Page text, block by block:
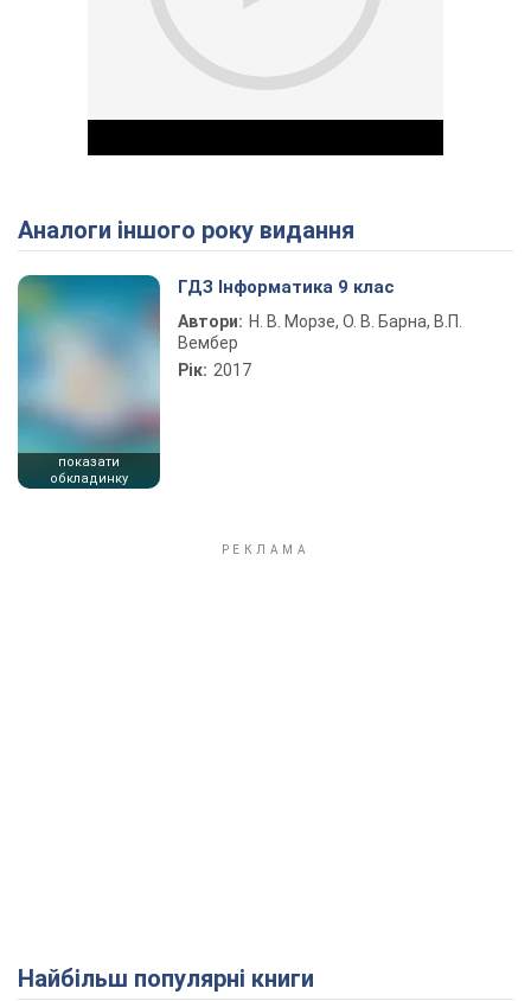
Play Video
Аналоги іншого року видання
показати
обкладинку
ГДЗ Інформатика 9 клас
Автори: Н. В. Морзе, О. В. Барна, В.П.
Вембер
Рік: 2017
Найбільш популярні книги